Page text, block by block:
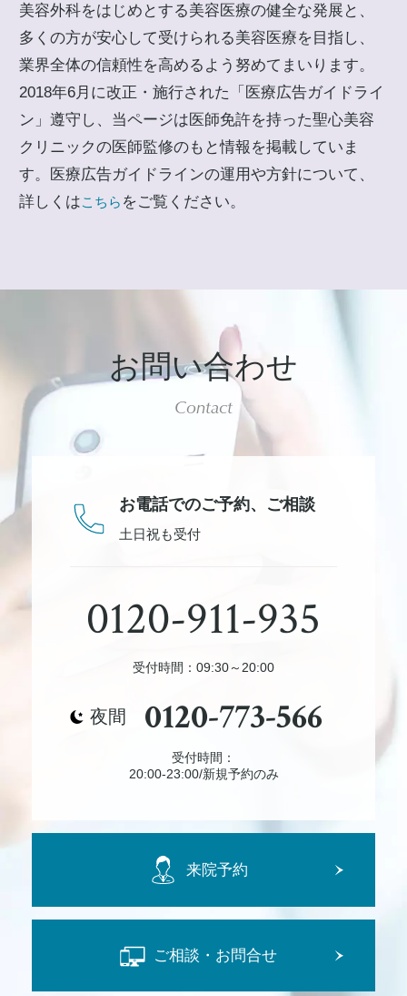
美容外科をはじめとする美容医療の健全な発展と、
多くの方が安心して受けられる美容医療を目指し、
業界全体の信頼性を高めるよう努めてまいります。
2018年6月に改正・施行された「医療広告ガイドライ
ン」遵守し、当ページは医師免許を持った聖心美容
クリニックの医師監修のもと情報を掲載していま
す。医療広告ガイドラインの運用や方針について、
詳しくはこちら をご覧ください。
お問い合わせ
Contact
お電話でのご予約、 ご相談
土日祝も受付
0120-911-935
受付時間：09:30～20:00
夜間 0120-773-566
受付時間：
20:00-23:00/新規予約のみ
来院予約
ご相談・お問合せ